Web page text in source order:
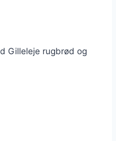
Gilleleje rugbrød og